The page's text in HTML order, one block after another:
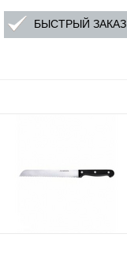
БЫСТРЫЙ ЗАКАЗ